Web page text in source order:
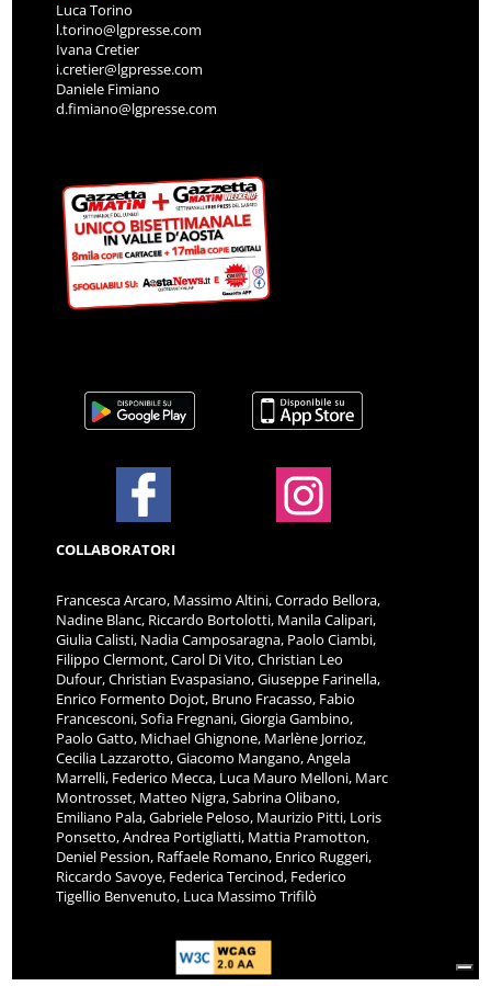
Luca Torino
l.torino@lgpresse.com
Ivana Cretier
i.cretier@lgpresse.com
Daniele Fimiano
d.fimiano@lgpresse.com
COLLABORATORI
Francesca Arcaro, Massimo Altini, Corrado Bellora,
Nadine Blanc, Riccardo Bortolotti, Manila Calipari,
Giulia Calisti, Nadia Camposaragna, Paolo Ciambi,
Filippo Clermont, Carol Di Vito, Christian Leo
Dufour, Christian Evaspasiano, Giuseppe Farinella,
Enrico Formento Dojot, Bruno Fracasso, Fabio
Francesconi, Sofia Fregnani, Giorgia Gambino,
Paolo Gatto, Michael Ghignone, Marlène Jorrioz,
Cecilia Lazzarotto, Giacomo Mangano, Angela
Marrelli, Federico Mecca, Luca Mauro Melloni, Marc
Montrosset, Matteo Nigra, Sabrina Olibano,
Emiliano Pala, Gabriele Peloso, Maurizio Pitti, Loris
Ponsetto, Andrea Portigliatti, Mattia Pramotton,
Deniel Pession, Raffaele Romano, Enrico Ruggeri,
Riccardo Savoye, Federica Tercinod, Federico
Tigellio Benvenuto, Luca Massimo Trifilò